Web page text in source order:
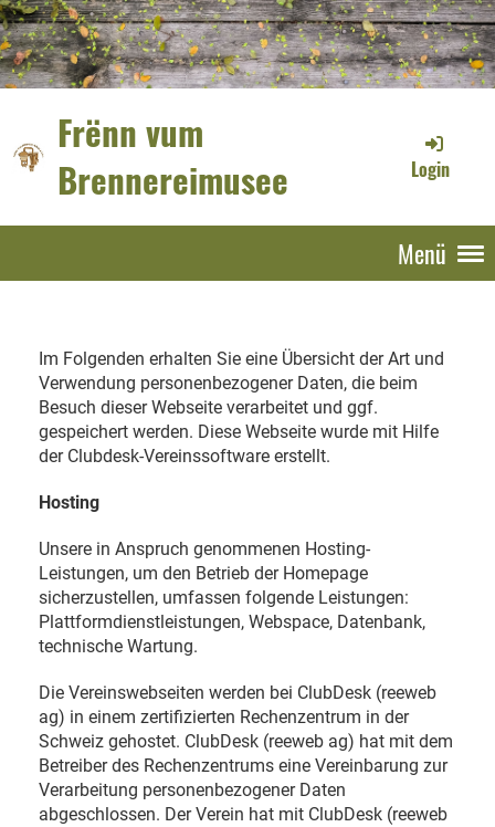
Frënn vum
Brennereimusee
Login
Menü
Im Folgenden erhalten Sie eine Übersicht der Art und
Verwendung personenbezogener Daten, die beim
Besuch dieser Webseite verarbeitet und ggf.
gespeichert werden. Diese Webseite wurde mit Hilfe
der Clubdesk-Vereinssoftware erstellt.
Hosting
Unsere in Anspruch genommenen Hosting-
Leistungen, um den Betrieb der Homepage
sicherzustellen, umfassen folgende Leistungen:
Plattformdienstleistungen, Webspace, Datenbank,
technische Wartung.
Die Vereinswebseiten werden bei ClubDesk (reeweb
ag) in einem zertifizierten Rechenzentrum in der
Schweiz gehostet. ClubDesk (reeweb ag) hat mit dem
Betreiber des Rechenzentrums eine Vereinbarung zur
Verarbeitung personenbezogener Daten
abgeschlossen. Der Verein hat mit ClubDesk (reeweb